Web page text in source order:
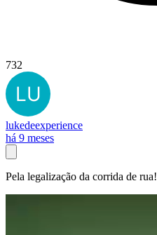
732
lukedeexperience
há 9 meses
Pela legalização da corrida de rua!